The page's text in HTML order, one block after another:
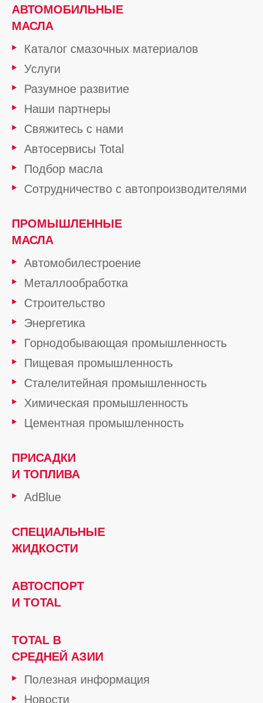
АВТОМОБИЛЬНЫЕ
МАСЛА
Каталог смазочных материалов
Услуги
Разумное развитие
Наши партнеры
Свяжитесь с нами
Автосервисы Total
Подбор масла
Сотрудничество с автопроизводителями
ПРОМЫШЛЕННЫЕ
МАСЛА
Автомобилестроение
Металлообработка
Строительство
Энергетика
Горнодобывающая промышленность
Пищевая промышленность
Сталелитейная промышленность
Химическая промышленность
Цементная промышленность
ПРИСАДКИ
И ТОПЛИВА
AdBlue
СПЕЦИАЛЬНЫЕ
ЖИДКОСТИ
АВТОСПОРТ
И TOTAL
TOTAL В
СРЕДНЕЙ АЗИИ
Полезная информация
Новости